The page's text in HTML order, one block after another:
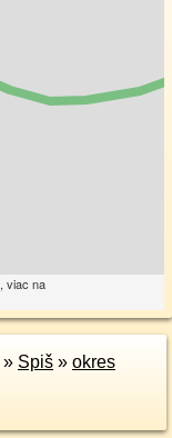
, viac na
» Spiš » okres